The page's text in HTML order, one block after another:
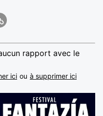
rapport avec le
ici ou à supprimer ici